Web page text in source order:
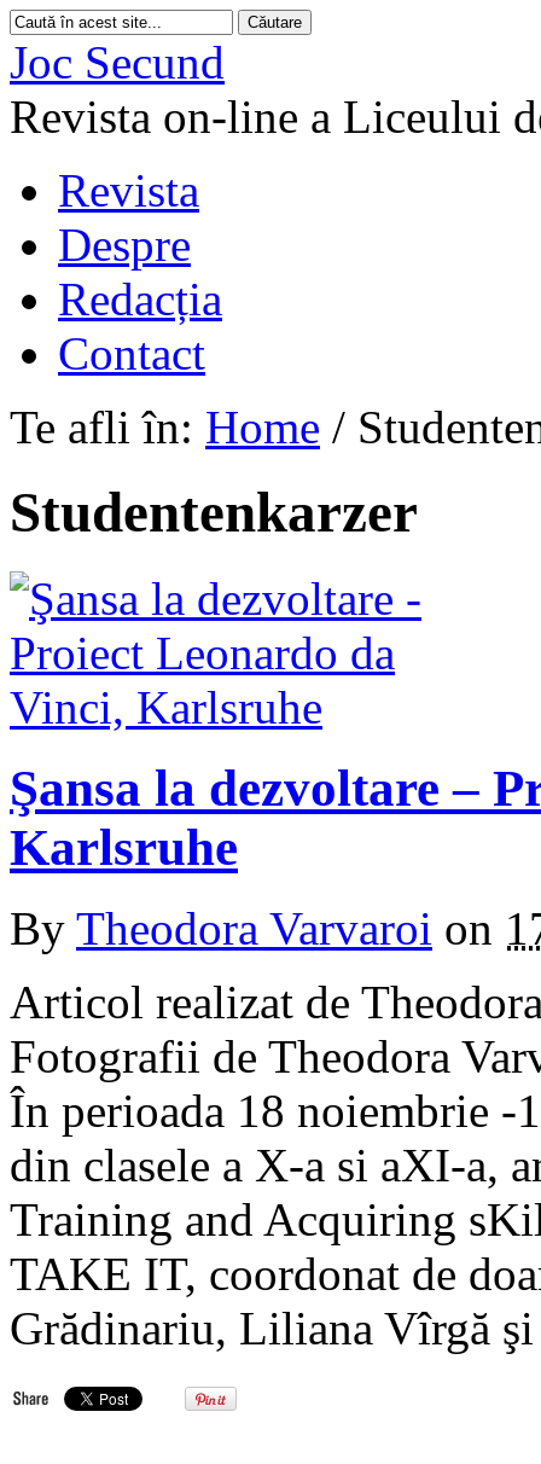
Joc Secund
Revista on-line a Liceului
Revista
Despre
Redacția
Contact
Te afli în: Home /
Studentenkarzer
Şansa la dezvoltare –
Karlsruhe
By Theodora Varvaroi on
Articol realizat de
Fotografii de Theodora
În perioada 18 noiembrie -
din clasele a X-a si aXI-a,
Training and Acquiring
TAKE IT, coordonat de
Grădinariu, Liliana Vîrgă